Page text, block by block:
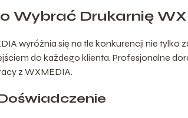
Wybrać Drukarnię
wyróżnia się na tle konkurencji nie tylko
do każdego klienta. Profesjonalne
z WXMEDIA.